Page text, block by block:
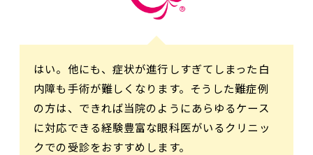
はい。他にも、症状が進行しすぎてしまった白
内障も手術が難しくなります。そうした難症例
の方は、できれば当院のようにあらゆるケース
に対応できる経験豊富な眼科医がいるクリニッ
クでの受診をおすすめします。